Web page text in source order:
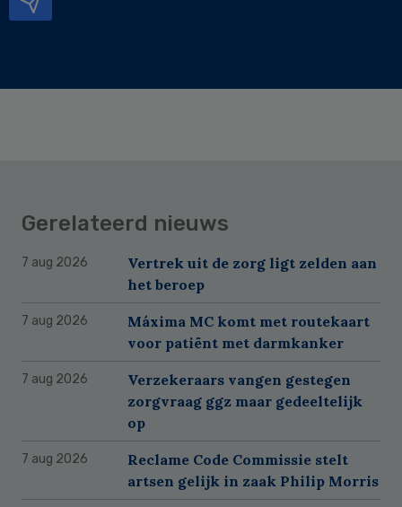
Gerelateerd nieuws
7 aug 2026
Vertrek uit de zorg ligt zelden aan
het beroep
7 aug 2026
Máxima MC komt met routekaart
voor patiënt met darmkanker
7 aug 2026
Verzekeraars vangen gestegen
zorgvraag ggz maar gedeeltelijk
op
7 aug 2026
Reclame Code Commissie stelt
artsen gelijk in zaak Philip Morris